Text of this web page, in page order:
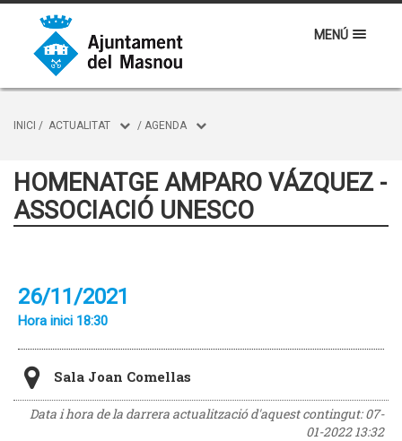
MENÚ
INICI / ACTUALITAT / AGENDA
HOMENATGE AMPARO VÁZQUEZ -
ASSOCIACIÓ UNESCO
26/11/2021
Hora inici 18:30
Sala Joan Comellas
Data i hora de la darrera actualització d'aquest contingut:07-
01-2022 13:32